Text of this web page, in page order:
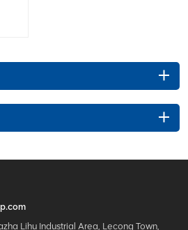
Lihu Industrial Area, Lecong Town,